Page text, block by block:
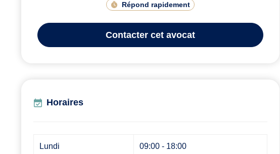
Répond rapidement
Contacter cet avocat
Horaires
Lundi 09:00 - 18:00